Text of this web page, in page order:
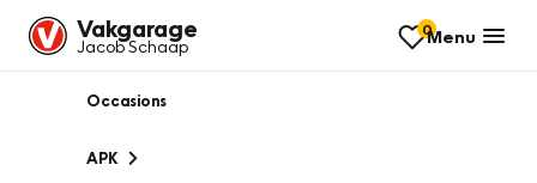
Vakgarage
Jacob Schaap
0Menu
Occasions
APK